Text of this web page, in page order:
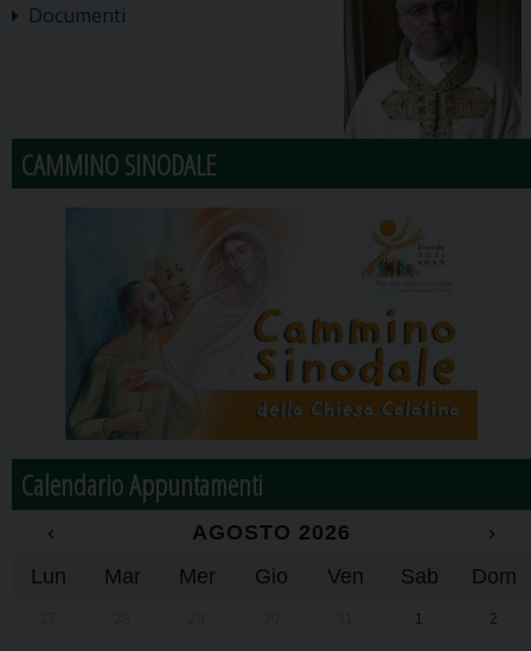
Documenti
CAMMINO SINODALE
Calendario Appuntamenti
‹ AGOSTO 2026
›
Lun
Mar Mer Gio Ven Sab Dom
1 2